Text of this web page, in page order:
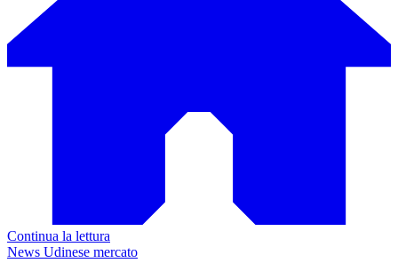
Continua la lettura
News Udinese mercato